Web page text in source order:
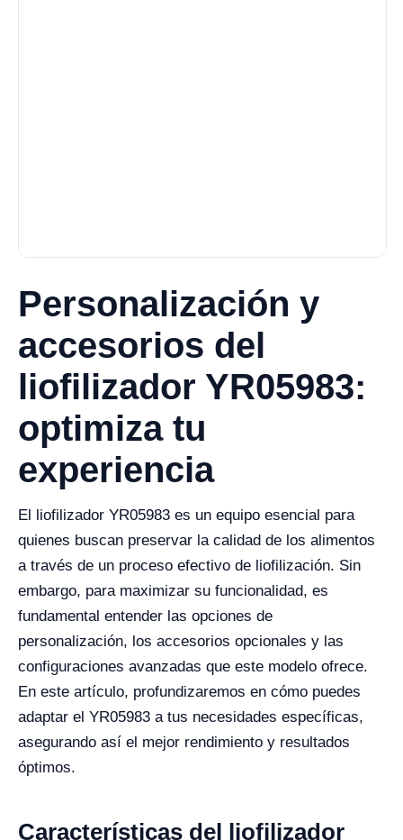
Personalización y
accesorios del
liofilizador YR05983:
optimiza tu
experiencia
El liofilizador YR05983 es un equipo esencial para
quienes buscan preservar la calidad de los alimentos
a través de un proceso efectivo de liofilización. Sin
embargo, para maximizar su funcionalidad, es
fundamental entender las opciones de
personalización, los accesorios opcionales y las
configuraciones avanzadas que este modelo ofrece.
En este artículo, profundizaremos en cómo puedes
adaptar el YR05983 a tus necesidades específicas,
asegurando así el mejor rendimiento y resultados
óptimos.
Características del liofilizador